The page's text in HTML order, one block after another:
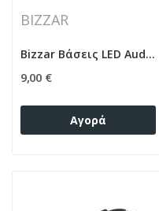
BIZZAR
Bizzar Βάσεις LED Audi / Opel / Renault
9,00 €
Αγορά